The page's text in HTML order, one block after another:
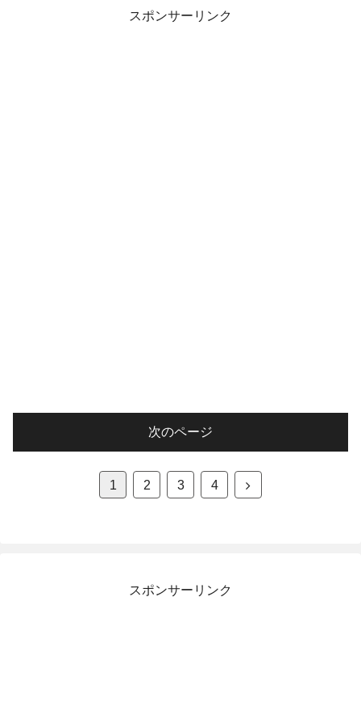
スポンサーリンク
次のページ
1 2 3 4
次
スポンサーリンク